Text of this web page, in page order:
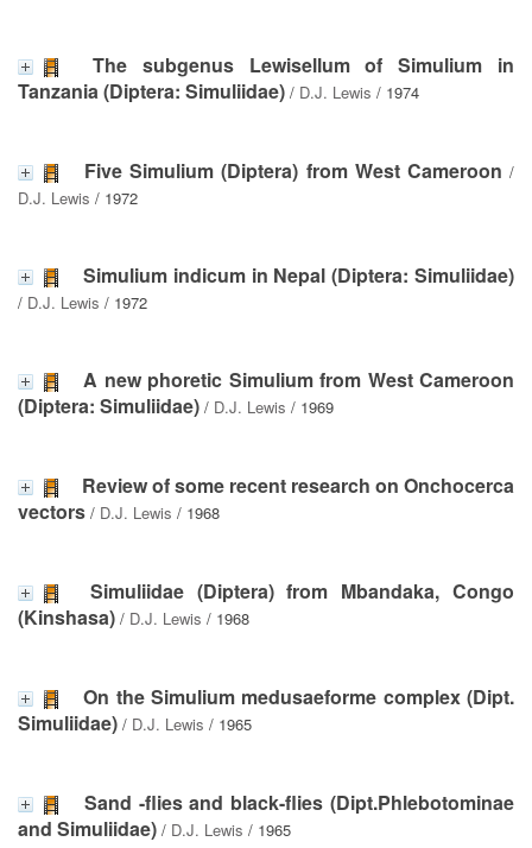
The subgenus Lewisellum of Simulium in
Tanzania (Diptera: Simuliidae) / D.J. Lewis / 1974
Five Simulium (Diptera) from West Cameroon /
D.J. Lewis / 1972
Simulium indicum in Nepal (Diptera: Simuliidae)
/ D.J. Lewis / 1972
A new phoretic Simulium from West Cameroon
(Diptera: Simuliidae) / D.J. Lewis / 1969
Review of some recent research on Onchocerca
vectors / D.J. Lewis / 1968
Simuliidae (Diptera) from Mbandaka, Congo
(Kinshasa) / D.J. Lewis / 1968
On the Simulium medusaeforme complex (Dipt.
Simuliidae) / D.J. Lewis / 1965
Sand -flies and black-flies (Dipt.Phlebotominae
and Simuliidae) / D.J. Lewis / 1965